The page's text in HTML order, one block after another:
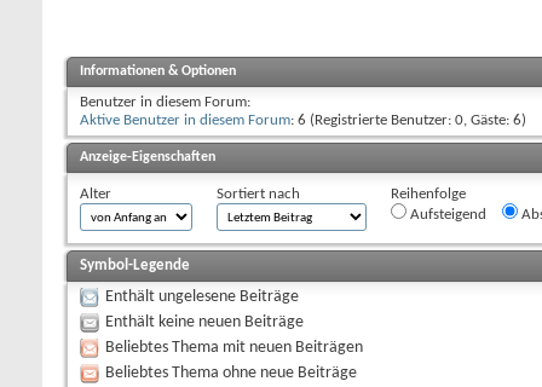
Informationen & Optionen
Benutzer in diesem Forum:
Aktive Benutzer in diesem Forum: 6 (Registrierte Benutzer: 0, Gäste: 6)
Anzeige-Eigenschaften
Alter Sortiert nach
Reihenfolge
Aufsteigend
Symbol-Legende
Enthält ungelesene Beiträge
Enthält keine neuen Beiträge
Beliebtes Thema mit neuen Beiträgen
Beliebtes Thema ohne neue Beiträge